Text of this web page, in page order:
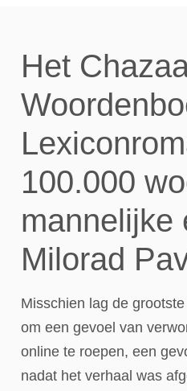
Het
100.000
mannelijke
Milorad
Misschien lag de
om een gevoel van
online te roepen, een
nadat het verhaal was